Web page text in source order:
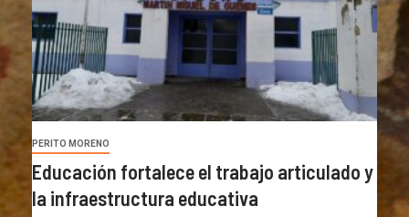
PERITO MORENO
Educación fortalece el trabajo articulado y
la infraestructura educativa